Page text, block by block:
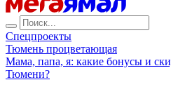
Спецпроекты
Тюмень процветающая
Мама, папа, я: какие бонусы и
Тюмени?